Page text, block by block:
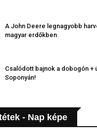
A John Deere legnagyobb
magyar erdőkben
Csalódott bajnok a dobogón +
Soponyán!
- Nap képe